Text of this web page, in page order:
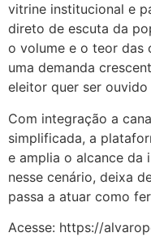
vitrine institucional e
direto de escuta da
o volume e o teor das
uma demanda
eleitor quer ser
Com integração a
simplificada, a
e amplia o alcance da
nesse cenário, deixa
passa a atuar como
Acesse: https://